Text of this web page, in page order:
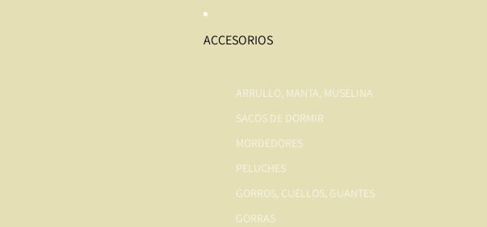
ACCESORIOS
ARRULLO, MANTA, MUSELINA
SACOS DE DORMIR
MORDEDORES
PELUCHES
GORROS, CUELLOS, GUANTES
GORRAS